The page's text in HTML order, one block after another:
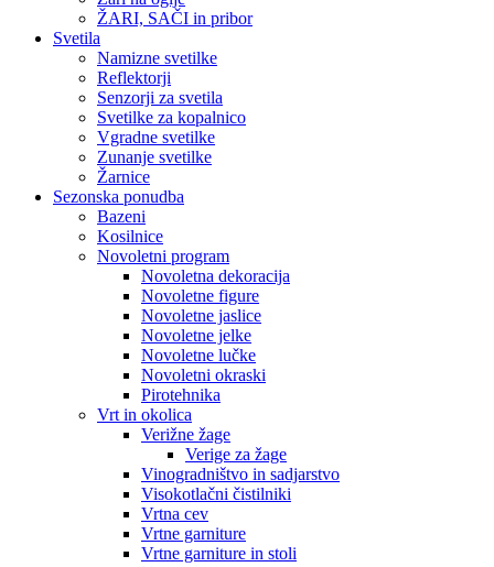
ŽARI, SAČI in pribor
Svetila
Namizne svetilke
Reflektorji
Senzorji za svetila
Svetilke za kopalnico
Vgradne svetilke
Zunanje svetilke
Žarnice
Sezonska ponudba
Bazeni
Kosilnice
Novoletni program
Novoletna dekoracija
Novoletne figure
Novoletne jaslice
Novoletne jelke
Novoletne lučke
Novoletni okraski
Pirotehnika
Vrt in okolica
Verižne žage
Verige za žage
Vinogradništvo in sadjarstvo
Visokotlačni čistilniki
Vrtna cev
Vrtne garniture
Vrtne garniture in stoli